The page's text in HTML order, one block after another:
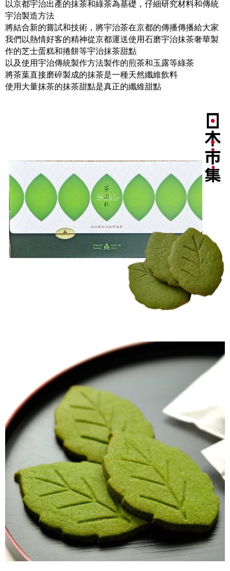
以京都宇治出產​​的抹茶和綠茶為基礎，仔細研究材料和傳統
宇治製造方法
將結合新的嘗試和技術，將宇治茶在京都的傳播傳播給大家
我們以熱情好客的精神從京都運送使用石磨宇治抹茶奢華製
作的芝士蛋糕和捲餅等宇治抹茶甜點
以及使用宇治傳統製作方法製作的煎茶和玉露等綠茶
將茶葉直接磨碎製成的抹茶是一種天然纖維飲料
使用大量抹茶的抹茶甜點是真正的纖維甜點